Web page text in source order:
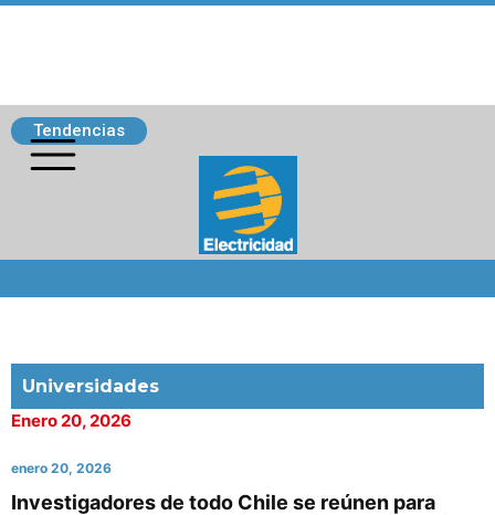
Tendencias
Universidades
Enero 20, 2026
enero 20, 2026
Investigadores de todo Chile se reúnen para